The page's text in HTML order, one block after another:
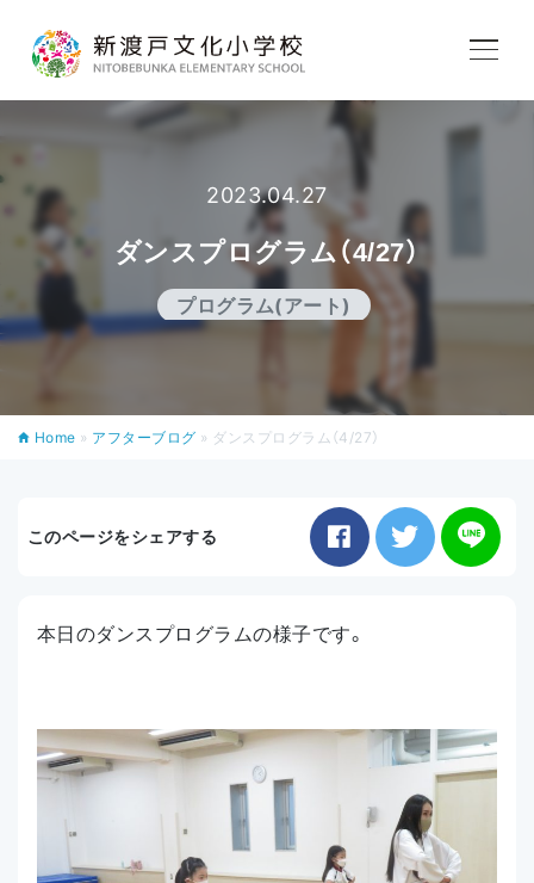
学校生活
アクセス
2023.04.27
ダンスプログラム（4/27）
プログラム(アート)
Home » アフターブログ » ダンスプログラム（4/27）
このページをシェアする
本日のダンスプログラムの様子です。